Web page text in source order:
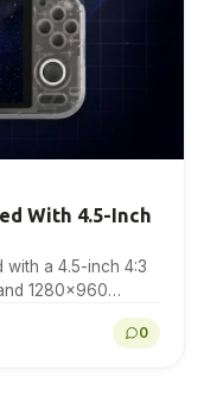
With 4.5-Inch
with a 4.5-inch 4:3
1280×960
0